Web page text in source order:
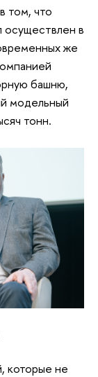
том, что
осуществлен в
же
башню,
модельный
тонн.
которые не